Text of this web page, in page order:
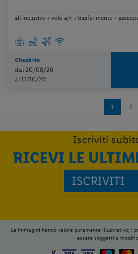
all inclusive + volo a/r + trasferimento +
Check-in
dal 20/08/26
al 11/10/26
1 2
Iscriviti
RICEVI LE
ISCRIVITI
Le immagini hanno valore puramente illustrativo; i
essere soggetti a